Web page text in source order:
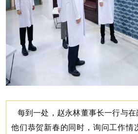
每到一处，赵永林董事长一行与
他们恭贺新春的同时，询问工作情